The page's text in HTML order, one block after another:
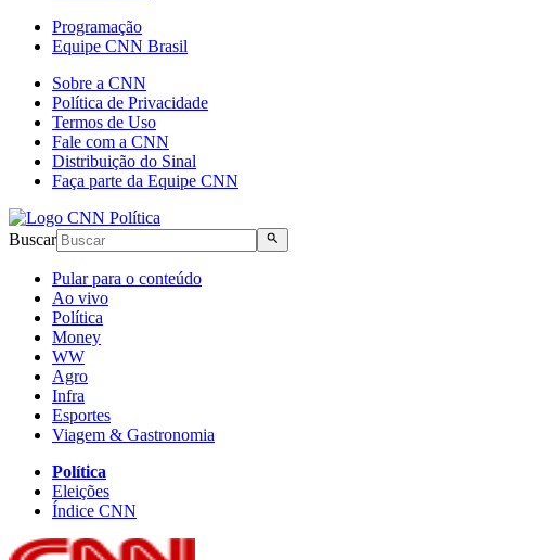
Programação
Equipe CNN Brasil
Sobre a CNN
Política de Privacidade
Termos de Uso
Fale com a CNN
Distribuição do Sinal
Faça parte da Equipe CNN
Buscar
Pular para o conteúdo
Ao vivo
Política
Money
WW
Agro
Infra
Esportes
Viagem & Gastronomia
Política
Eleições
Índice CNN